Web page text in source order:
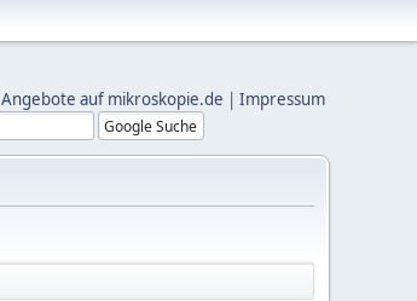
Angebote auf mikroskopie.de | Impressum